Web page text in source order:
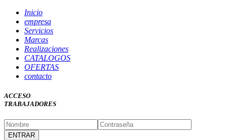
Inicio
empresa
Servicios
Marcas
Realizaciones
CATALOGOS
OFERTAS
contacto
ACCESO
TRABAJADORES